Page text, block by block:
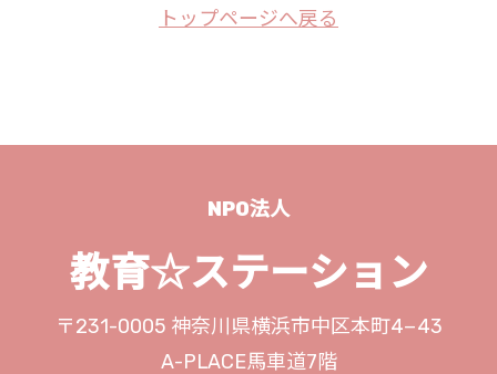
トップページへ戻る
NPO法人
教育☆ステーション
〒231-0005 神奈川県横浜市中区本町4−43
A-PLACE馬車道7階